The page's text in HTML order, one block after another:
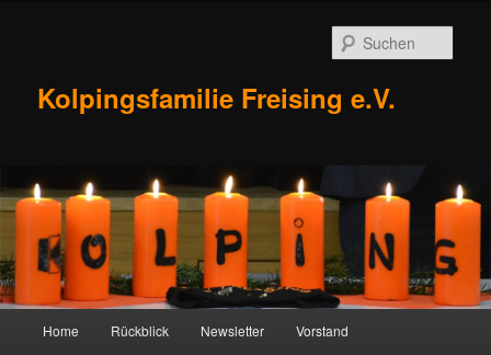
Kolpingsfamilie Freising e.V.
Home Rückblick Newsletter Vorstand